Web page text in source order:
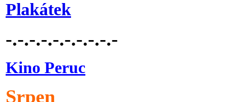
Plakátek
-.-.-.-.-.-.-.-.-.-
Kino Peruc
Srpen